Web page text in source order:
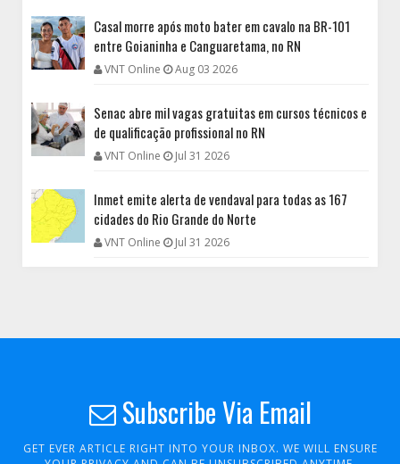
Casal morre após moto bater em cavalo na BR-101
entre Goianinha e Canguaretama, no RN
VNT Online Aug 03 2026
Senac abre mil vagas gratuitas em cursos técnicos e
de qualificação profissional no RN
VNT Online Jul 31 2026
Inmet emite alerta de vendaval para todas as 167
cidades do Rio Grande do Norte
VNT Online Jul 31 2026
Subscribe Via Email
GET EVER ARTICLE RIGHT INTO YOUR INBOX. WE WILL ENSURE